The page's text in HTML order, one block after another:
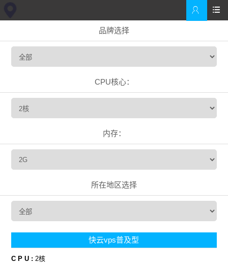


品牌选择
CPU核心：
内存：
所在地区选择
快云vps普及型
C P U :2核